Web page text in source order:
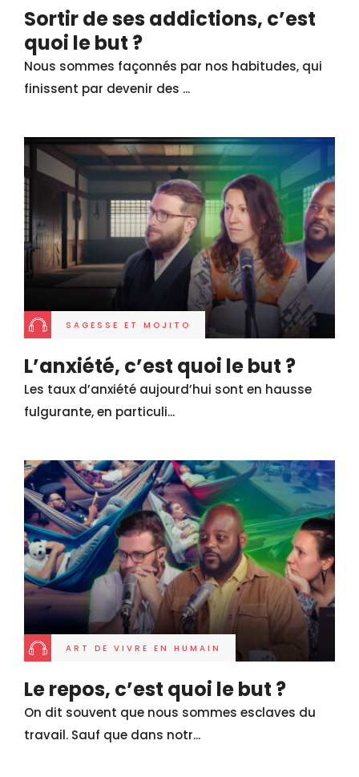
Sortir de ses addictions, c’est
quoi le but ?
Nous sommes façonnés par nos habitudes, qui
finissent par devenir des ...
SAGESSE ET MOJITO
L’anxiété, c’est quoi le but ?
Les taux d’anxiété aujourd’hui sont en hausse
fulgurante, en particuli...
ART DE VIVRE EN HUMAIN
Le repos, c’est quoi le but ?
On dit souvent que nous sommes esclaves du
travail. Sauf que dans notr...